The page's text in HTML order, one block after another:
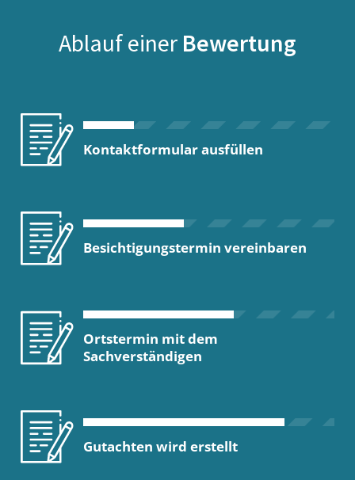
Ablauf einer Bewertung
Kontaktformular ausfüllen
Besichtigungstermin vereinbaren
Ortstermin mit dem
Sachverständigen
Gutachten wird erstellt